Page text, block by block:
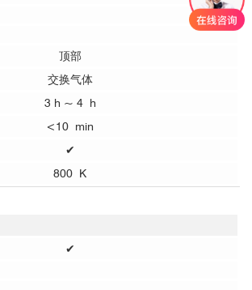
顶部
交换气体
3 h ~ 4 h
<10 min
✔
800 K
✔